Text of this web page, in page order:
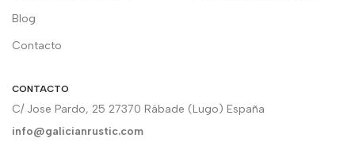
Blog
Contacto
CONTACTO
C/ Jose Pardo, 25 27370 Rábade (Lugo) España
info@galicianrustic.com